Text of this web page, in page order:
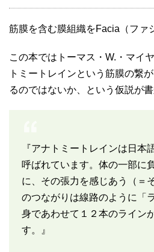
筋膜を含む膜組織をFacia（ファ
この本ではトーマス・W.・マイ
トミートレインという筋膜の繋
るのではないか、という仮説が書
『アナトミートレインは日本
呼ばれています。体の一部に
に、その張力を感じあう（＝
のつながりは線路のように「
身であわせて１２本のライン
す。』